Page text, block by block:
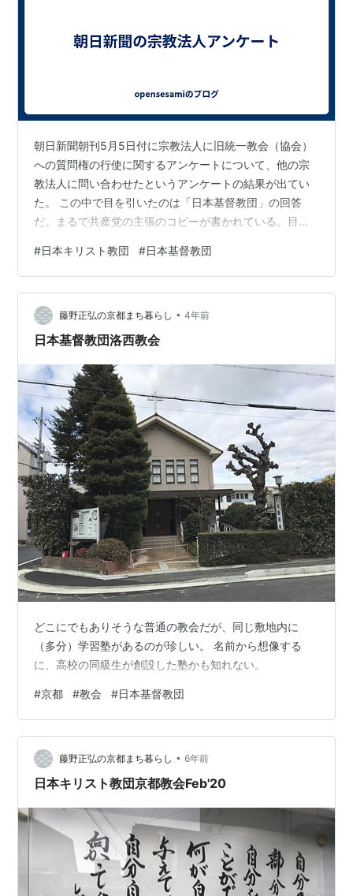
朝日新聞朝刊5月5日付に宗教法人に旧統一教会（協会）
への質問権の行使に関するアンケートについて、他の宗
教法人に問い合わせたというアンケートの結果が出てい
た。 この中で目を引いたのは「日本基督教団」の回答
だ。まるで共産党の主張のコピーが書かれている。目を
どを経て出しているとも思えないのではあるが、それに
しても、その程度の認識しかない人間にこのようなアン
ケートの回答をさせるということ自体がガバナンスの欠
如を物語っていると思われる。どうなっているのだろう
か。
#日本キリスト教団 #日本基督教団
藤野正弘の京都まち暮らし • 4年前
日本基督教団洛西教会
どこにでもありそうな普通の教会だが、同じ敷地内に
（多分）学習塾があるのが珍しい。 名前から想像する
に、高校の同級生が創設した塾かも知れない。
#京都 #教会 #日本基督教団
藤野正弘の京都まち暮らし • 6年前
日本キリスト教団京都教会Feb'20